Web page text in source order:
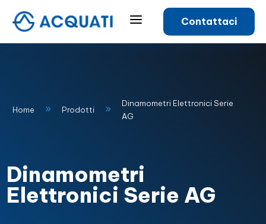
a Contattaci
Home 9 Prodotti 9
Dinamometri Elettronici Serie
AG
Dinamometri
Elettronici Serie AG